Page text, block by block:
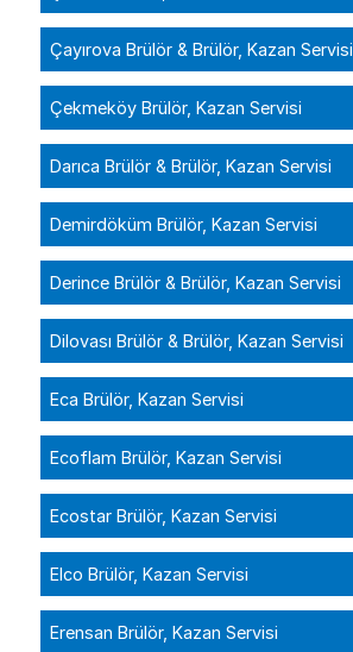
Çayırova Brülör & Brülör, Kazan Servisi
Çekmeköy Brülör, Kazan Servisi
Darıca Brülör & Brülör, Kazan Servisi
Demirdöküm Brülör, Kazan Servisi
Derince Brülör & Brülör, Kazan Servisi
Dilovası Brülör & Brülör, Kazan Servisi
Eca Brülör, Kazan Servisi
Ecoflam Brülör, Kazan Servisi
Ecostar Brülör, Kazan Servisi
Elco Brülör, Kazan Servisi
Erensan Brülör, Kazan Servisi